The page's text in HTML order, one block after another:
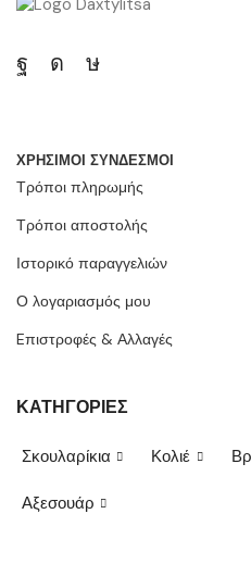
ΧΡΗΣΙΜΟΙ ΣΥΝΔΕΣΜΟΙ
Τρόποι πληρωμής
Τρόποι αποστολής
Ιστορικό παραγγελιών
Ο λογαριασμός μου
Eπιστροφές & Αλλαγές
ΚΑΤΗΓΟΡΙΕΣ
Σκουλαρίκια Κολιέ
Αξεσουάρ